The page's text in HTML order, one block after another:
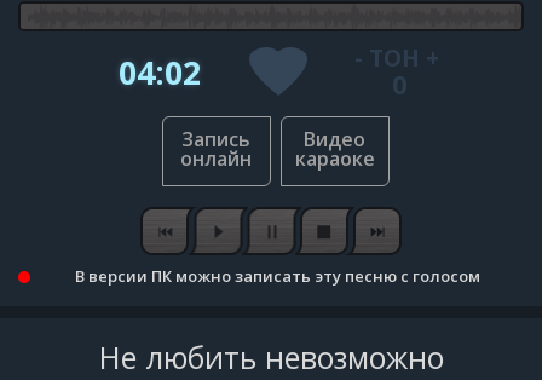
04:02 - ТОН +
0
В версии ПК можно записать эту песню с голосом
Не любить невозможно